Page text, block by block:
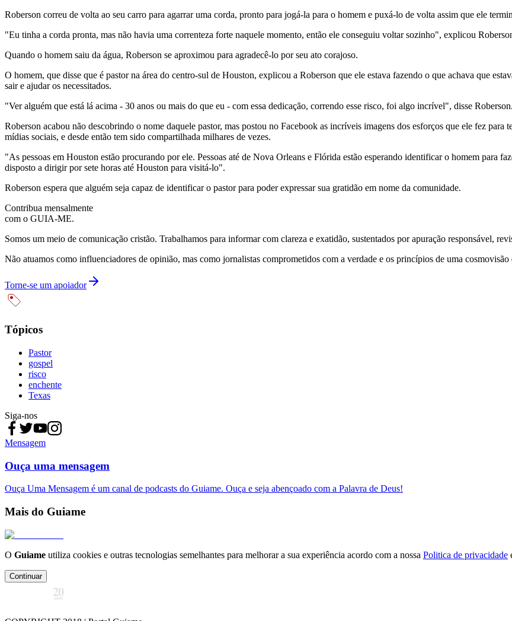
Roberson correu de volta ao seu carro para agarrar uma corda, pronto para jogá-la para o homem e puxá-lo de volta assim que ele
"Eu tinha a corda pronta, mas não havia uma correnteza forte naquele momento, então ele conseguiu voltar sozinho", explicou
Quando o homem saiu da água, Roberson se aproximou para agradecê-lo por seu ato corajoso.
O homem, que disse que é pastor na área do centro-sul de Houston, explicou a Roberson que ele estava fazendo o que achava que
sair e ajudar os necessitados.
"Ver alguém que está lá acima - 30 anos ou mais do que eu - com essa dedicação, correndo esse risco, foi algo incrível", disse Roberson.
Roberson acabou não descobrindo o nome daquele pastor, mas postou no Facebook as incríveis imagens dos esforços que ele fez para
mídias sociais, e desde então tem sido compartilhada milhares de vezes.
"As pessoas em Houston estão procurando por ele. Pessoas até de Nova Orleans e Flórida estão esperando identificar o homem para
disposto a dirigir por sete horas até Houston para visitá-lo".
Roberson espera que alguém seja capaz de identificar o pastor para poder expressar sua gratidão em nome da comunidade.
Contribua mensalmente
com o GUIA-ME.
Somos um meio de comunicação cristão. Trabalhamos para informar com clareza e exatidão, sustentados por apuração responsável,
Não atuamos como influenciadores de opinião, mas como jornalistas comprometidos com a verdade e os princípios de uma cosmovisão
Torne-se um apoiador
Tópicos
Pastor
gospel
risco
enchente
Texas
Siga-nos
Mensagem
Ouça uma mensagem
Ouça Uma Mensagem é um canal de podcasts do Guiame. Ouça e seja abençoado com a Palavra de Deus!
Mais do Guiame
O Guiame utiliza cookies e outras tecnologias semelhantes para melhorar a sua experiência acordo com a nossa Politica de privacidade
Continuar